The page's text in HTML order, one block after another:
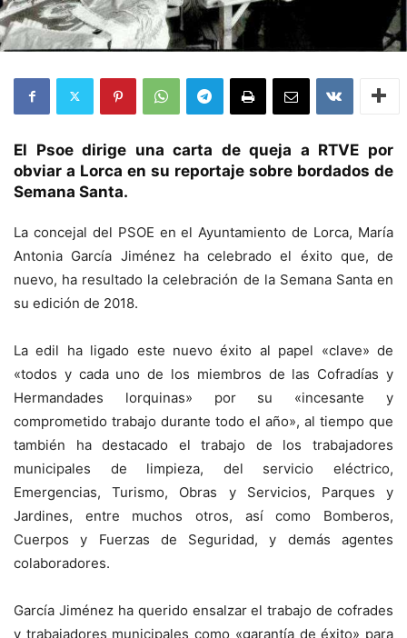
El Psoe dirige una carta de queja a RTVE por
obviar a Lorca en su reportaje sobre bordados de
Semana Santa.
La concejal del PSOE en el Ayuntamiento de Lorca, María
Antonia García Jiménez ha celebrado el éxito que, de
nuevo, ha resultado la celebración de la Semana Santa en
su edición de 2018.
La edil ha ligado este nuevo éxito al papel «clave» de
«todos y cada uno de los miembros de las Cofradías y
Hermandades lorquinas» por su «incesante y
comprometido trabajo durante todo el año», al tiempo que
también ha destacado el trabajo de los trabajadores
municipales de limpieza, del servicio eléctrico,
Emergencias, Turismo, Obras y Servicios, Parques y
Jardines, entre muchos otros, así como Bomberos,
Cuerpos y Fuerzas de Seguridad, y demás agentes
colaboradores.
García Jiménez ha querido ensalzar el trabajo de cofrades
y trabajadores municipales como «garantía de éxito» para